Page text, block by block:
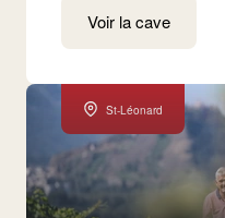
Voir la cave
St-Léonard